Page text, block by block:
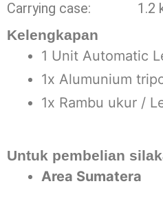
Carrying case:
1.2
Kelengkapan
1 Unit Automatic
1x Alumunium
1x Rambu ukur /
Untuk pembelian
Area Sumatera